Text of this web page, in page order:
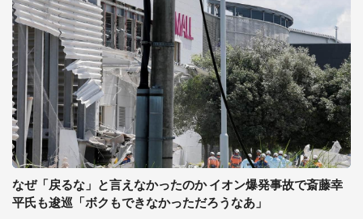
なぜ「戻るな」と言えなかったのか イオン爆発事故で斎藤幸
平氏も逡巡「ボクもできなかっただろうなあ」